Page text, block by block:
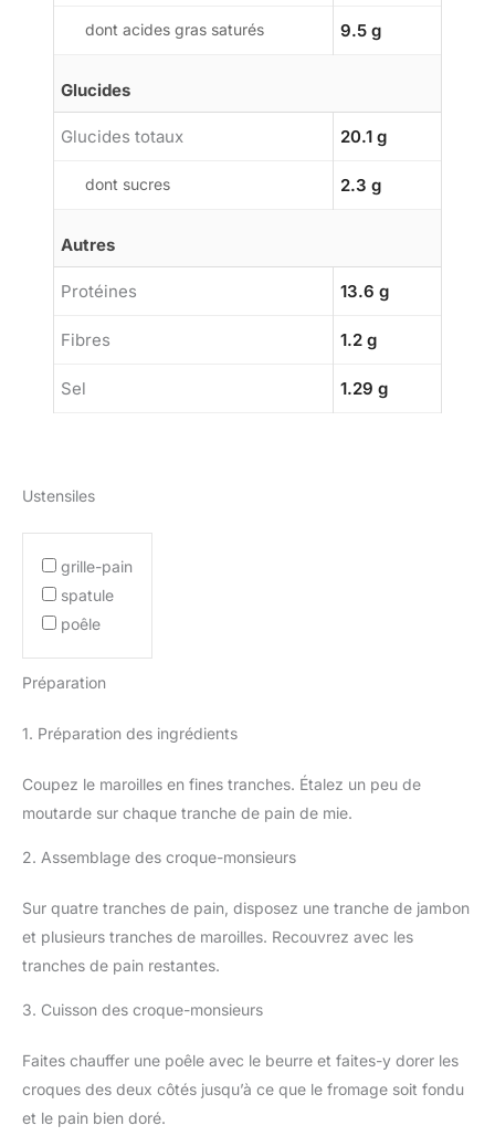
dont acides gras saturés 9.5 g
Glucides
Glucides totaux 20.1 g
dont sucres 2.3 g
Autres
Protéines 13.6 g
Fibres 1.2 g
Sel 1.29 g
Ustensiles
grille-pain
spatule
poêle
Préparation
1. Préparation des ingrédients
Coupez le maroilles en fines tranches. Étalez un peu de
moutarde sur chaque tranche de pain de mie.
2. Assemblage des croque-monsieurs
Sur quatre tranches de pain, disposez une tranche de jambon
et plusieurs tranches de maroilles. Recouvrez avec les
tranches de pain restantes.
3. Cuisson des croque-monsieurs
Faites chauffer une poêle avec le beurre et faites-y dorer les
croques des deux côtés jusqu’à ce que le fromage soit fondu
et le pain bien doré.